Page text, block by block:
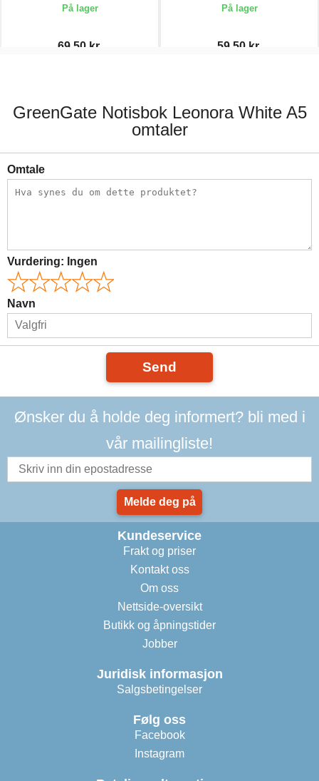
På lager
69,50 kr.
På lager
59,50 kr.
GreenGate Notisbok Leonora White A5
omtaler
Omtale
Vurdering: Ingen
Navn
Send
Ønsker du å holde deg informert? bli med i
vår mailingliste!
Melde deg på
Kundeservice
Frakt og priser
Kontakt oss
Om oss
Nettside-oversikt
Butikk og åpningstider
Jobber
Juridisk informasjon
Salgsbetingelser
Følg oss
Facebook
Instagram